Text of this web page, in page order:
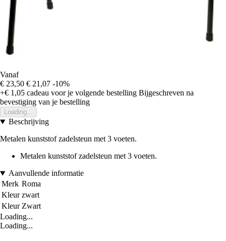
Vanaf
€ 23,50 € 21,07 -10%
+€ 1,05 cadeau voor je volgende bestelling Bijgeschreven na
bevestiging van je bestelling
Loading...
Beschrijving
Metalen kunststof zadelsteun met 3 voeten.
Metalen kunststof zadelsteun met 3 voeten.
Aanvullende informatie
Merk Roma
Kleur zwart
Kleur Zwart
Loading...
Loading...